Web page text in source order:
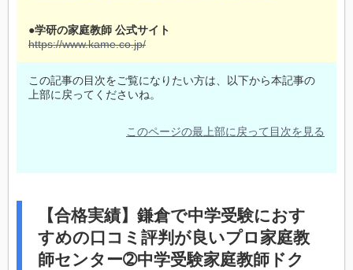
●学研の家庭教師 公式サイト
https://www.kame.co.jp/
この記事の目次をご覧になりたい方は、以下から本記事の
上部に戻ってくださいね。
このページの最上部に戻って目次を見る
【合格実績】鎌倉で中学受験におす
すめの口コミ評判が良いプロ家庭教
師センター➁中学受験家庭教師ドク